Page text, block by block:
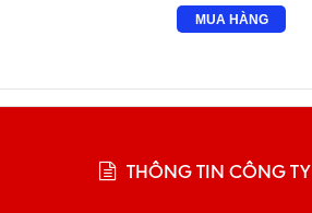
MUA HÀNG
THÔNG TIN CÔNG TY